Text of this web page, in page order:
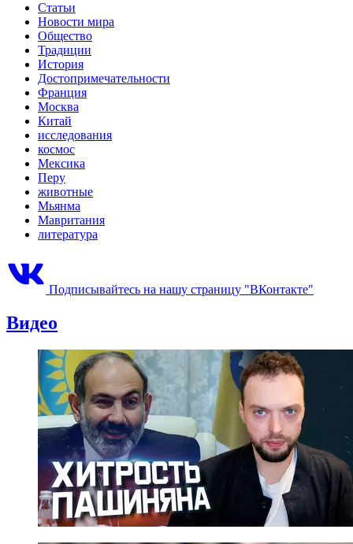
Статьи
Новости мира
Общество
Традиции
История
Достопримечательности
Франция
Москва
Китай
исследования
космос
Мексика
Перу
животные
Мьянма
Мавритания
литература
Подписывайтесь на нашу страницу "ВКонтакте"
Видео